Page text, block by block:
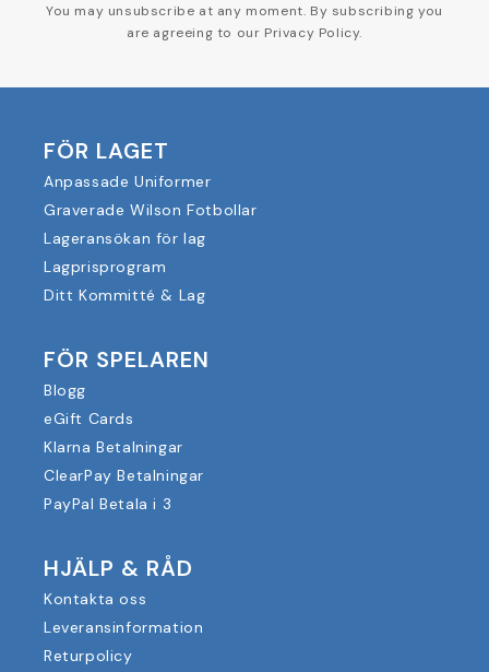
You may unsubscribe at any moment. By subscribing you
are agreeing to our Privacy Policy.
FÖR LAGET
Anpassade Uniformer
Graverade Wilson Fotbollar
Lageransökan för lag
Lagprisprogram
Ditt Kommitté & Lag
FÖR SPELAREN
Blogg
eGift Cards
Klarna Betalningar
ClearPay Betalningar
PayPal Betala i 3
HJÄLP & RÅD
Kontakta oss
Leveransinformation
Returpolicy